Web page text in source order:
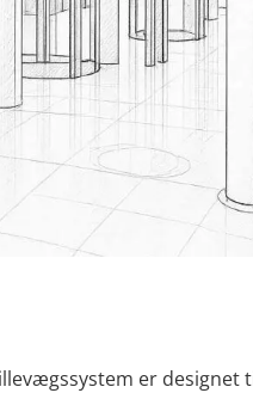
er